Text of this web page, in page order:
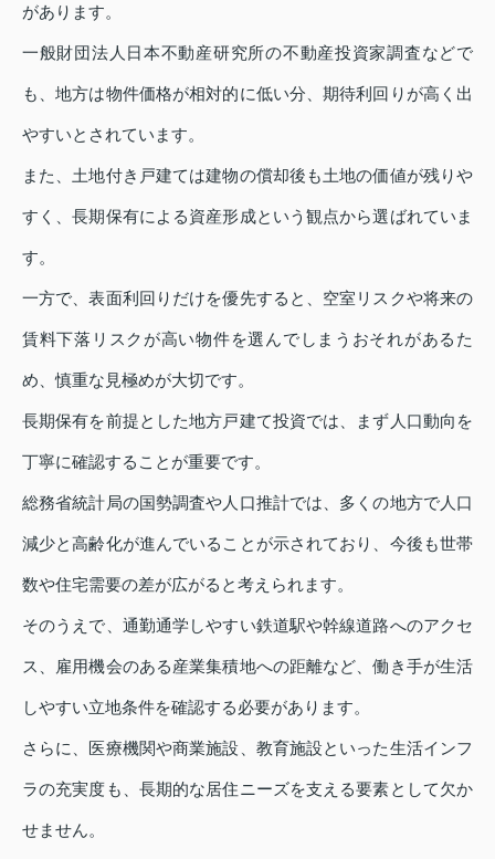
があります。
一般財団法人日本不動産研究所の不動産投資家調査などで
も、地方は物件価格が相対的に低い分、期待利回りが高く出
やすいとされています。
また、土地付き戸建ては建物の償却後も土地の価値が残りや
すく、長期保有による資産形成という観点から選ばれていま
す。
一方で、表面利回りだけを優先すると、空室リスクや将来の
賃料下落リスクが高い物件を選んでしまうおそれがあるた
め、慎重な見極めが大切です。
長期保有を前提とした地方戸建て投資では、まず人口動向を
丁寧に確認することが重要です。
総務省統計局の国勢調査や人口推計では、多くの地方で人口
減少と高齢化が進んでいることが示されており、今後も世帯
数や住宅需要の差が広がると考えられます。
そのうえで、通勤通学しやすい鉄道駅や幹線道路へのアクセ
ス、雇用機会のある産業集積地への距離など、働き手が生活
しやすい立地条件を確認する必要があります。
さらに、医療機関や商業施設、教育施設といった生活インフ
ラの充実度も、長期的な居住ニーズを支える要素として欠か
せません。